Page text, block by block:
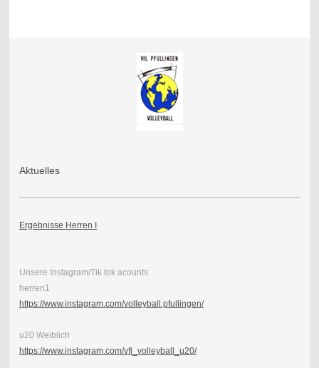
Aktuelles
Ergebnisse Herren I
Unsere Instagram/Tik tok acounts
herren1
https://www.instagram.com/volleyball.pfullingen/
u20 Weiblich
https://www.instagram.com/vfl_volleyball_u20/